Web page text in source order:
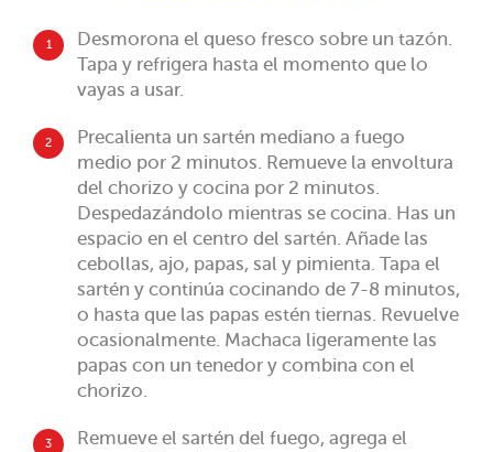
1
Desmorona el queso fresco sobre un tazón.
Tapa y refrigera hasta el momento que lo
vayas a usar.
2
Precalienta un sartén mediano a fuego
medio por 2 minutos. Remueve la envoltura
del chorizo y cocina por 2 minutos.
Despedazándolo mientras se cocina. Has un
espacio en el centro del sartén. Añade las
cebollas, ajo, papas, sal y pimienta. Tapa el
sartén y continúa cocinando de 7-8 minutos,
o hasta que las papas estén tiernas. Revuelve
ocasionalmente. Machaca ligeramente las
papas con un tenedor y combina con el
chorizo.
3
Remueve el sartén del fuego, agrega el